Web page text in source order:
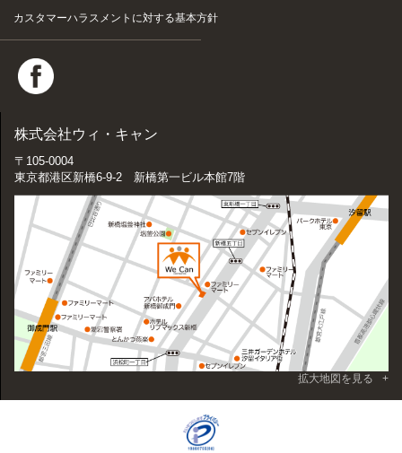
カスタマーハラスメントに対する基本方針
株式会社ウィ・キャン
〒105-0004
東京都港区新橋6-9-2 新橋第一ビル本館7階
拡大地図を見る